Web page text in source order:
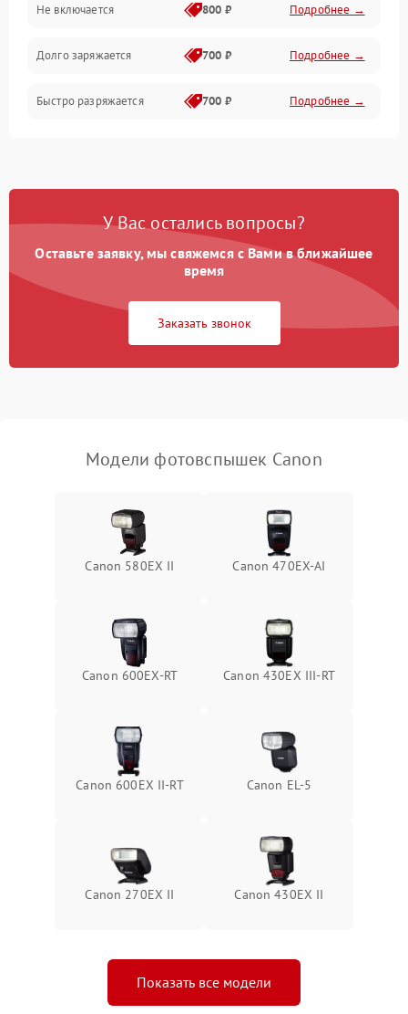
Корпус/Герметичность
Не включается 800 ₽ Подробнее →
Долго заряжается 700 ₽ Подробнее →
Быстро разряжается 700 ₽ Подробнее →
У Вас остались вопросы?
Оставьте заявку, мы свяжемся с Вами в ближайшее
время
Заказать звонок
Модели фотовспышек Canon
Canon 580EX II Canon 470EX-AI
Canon 600EX-RT Canon 430EX III-RT
Canon 600EX II-RT Canon EL-5
Canon 270EX II Canon 430EX II
Показать все модели